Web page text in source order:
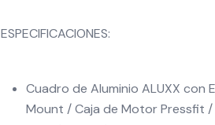
ESPECIFICACIONES:
Cuadro de Aluminio ALUXX con
Mount / Caja de Motor Pressfit